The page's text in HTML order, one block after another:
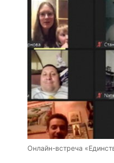
Онлайн-встреча